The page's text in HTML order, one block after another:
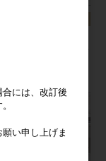
には、改訂後
い申し上げま